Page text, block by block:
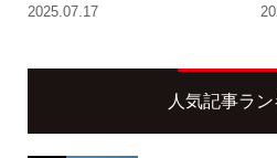
2025.07.17
人気記事ラ